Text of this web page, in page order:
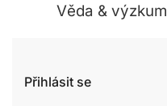
Věda & výzkum
Přihlásit se